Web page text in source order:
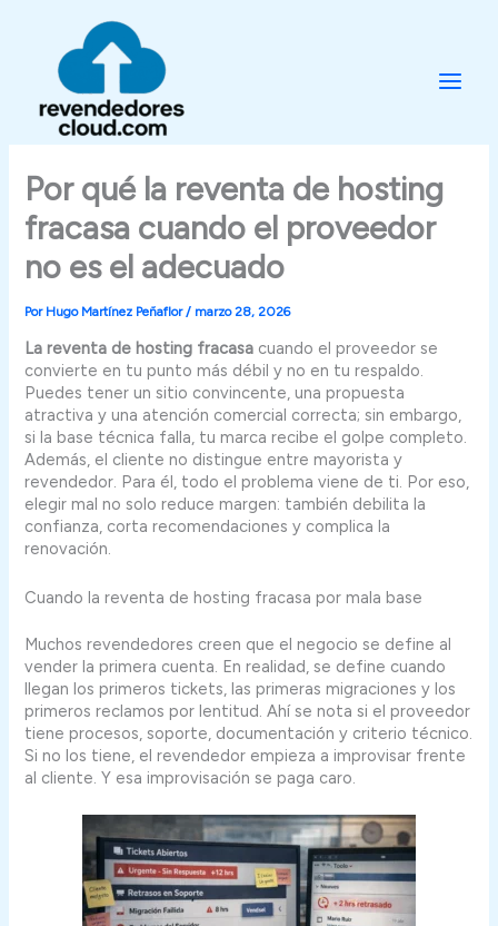
contenido
Por qué la reventa de hosting
fracasa cuando el proveedor
no es el adecuado
Por Hugo Martínez Peñaflor/ marzo 28, 2026
La reventa de hosting fracasa cuando el proveedor se
convierte en tu punto más débil y no en tu respaldo.
Puedes tener un sitio convincente, una propuesta
atractiva y una atención comercial correcta; sin embargo,
si la base técnica falla, tu marca recibe el golpe completo.
Además, el cliente no distingue entre mayorista y
revendedor. Para él, todo el problema viene de ti. Por eso,
elegir mal no solo reduce margen: también debilita la
confianza, corta recomendaciones y complica la
renovación.
Cuando la reventa de hosting fracasa por mala base
Muchos revendedores creen que el negocio se define al
vender la primera cuenta. En realidad, se define cuando
llegan los primeros tickets, las primeras migraciones y los
primeros reclamos por lentitud. Ahí se nota si el proveedor
tiene procesos, soporte, documentación y criterio técnico.
Si no los tiene, el revendedor empieza a improvisar frente
al cliente. Y esa improvisación se paga caro.